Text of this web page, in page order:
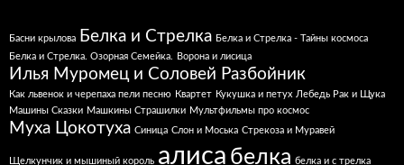
Басни крылова Белка и Стрелка Белка и Стрелка - Тайны космоса
Белка и Стрелка. Озорная Семейка.
Ворона и лисица
Илья Муромец и Соловей Разбойник
Как львенок и черепаха пели песню Квартет Кукушка и петух Лебедь Рак и Щука
Машины Сказки Машкины Страшилки Мультфильмы про космос
Муха Цокотуха Синица Слон и Моська Стрекоза и Муравей
Щелкунчик и мышиный король алиса белка белка и с трелка